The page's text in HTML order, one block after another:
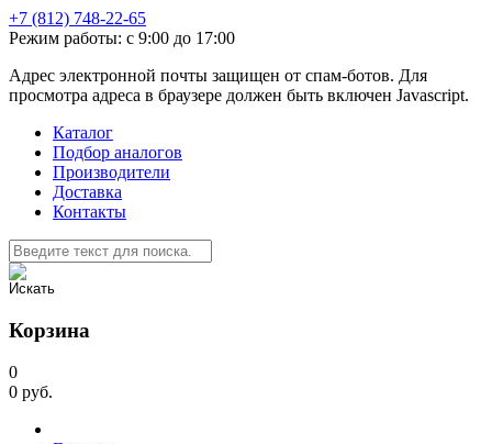
+7 (812) 748-22-65
Режим работы: с 9:00 до 17:00
Адрес электронной почты защищен от спам-ботов. Для
просмотра адреса в браузере должен быть включен Javascript.
Каталог
Подбор аналогов
Производители
Доставка
Контакты
Корзина
0
0 руб.